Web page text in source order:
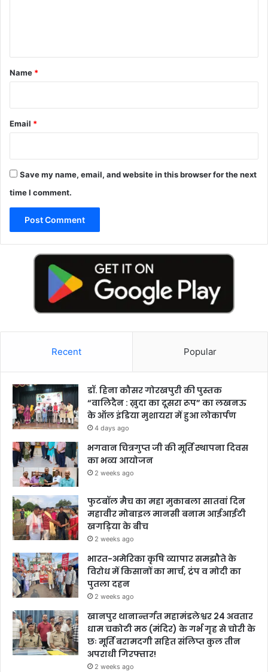
*
Name *
Email *
Save my name, email, and website in this browser for the next
time I comment.
Recent Popular
डॉ. हिना कौसर गोरखपुरी की पुस्तक
“वालिदैन : ख़ुदा का दूसरा रूप” का लखनऊ
के ऑल इंडिया मुशायरा में हुआ लोकार्पण
4 days ago
भगवान चित्रगुप्त जी की मूर्ति स्थापना दिवस
का भव्य आयोजन
2 weeks ago
फुटबॉल मैच का महा मुकाबला सातवां दिन
महावीर मोबाइल मानसी बनाम आईआईटी
खगड़िया के बीच
2 weeks ago
भारत-अमेरिका कृषि व्यापार समझौते के
विरोध में किसानों का मार्च, ट्रंप व मोदी का
पुतला दहन
2 weeks ago
खानपुर थानान्तर्गत महामंडलेश्वर 24 अवतार
धाम चकोटी मठ (मंदिर) के गर्भ गृह से चोरी के
छः मूर्ति बरामदगी सहित संलिप्त कुल तीन
अपराधी गिरफ्तार!
2 weeks ago